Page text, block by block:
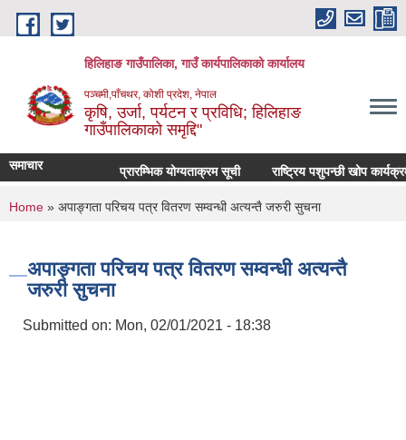
Skip to main content
हिलिहाङ गाउँपालिका, गाउँ कार्यपालिकाको कार्यालय
पञ्चमी,पाँचथर, कोशी प्रदेश, नेपाल
कृषि, उर्जा, पर्यटन र प्रविधि; हिलिहाङ
गाउँपालिकाको समृद्दि"
समाचार प्रारम्भिक योग्यताक्रम सूची राष्ट्रिय पशुपन्छी खोप
You are here
Home » अपाङ्गता परिचय पत्र वितरण सम्वन्धी अत्यन्तै जरुरी सुचना
अपाङ्गता परिचय पत्र वितरण सम्वन्धी अत्यन्तै
जरुरी सुचना
Submitted on: Mon, 02/01/2021 - 18:38